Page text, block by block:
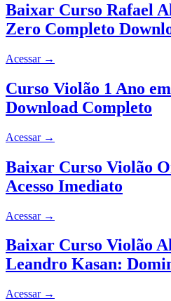
Baixar Curso Rafael
Zero Completo
Acessar →
Curso Violão 1 Ano
Download Completo
Acessar →
Baixar Curso Violão
Acesso Imediato
Acessar →
Baixar Curso Violão
Leandro Kasan:
Acessar →